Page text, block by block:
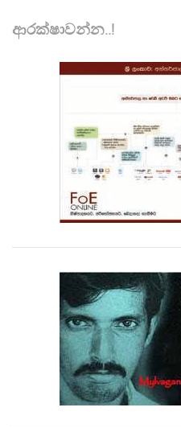
ආරක්ෂාවන්න..!